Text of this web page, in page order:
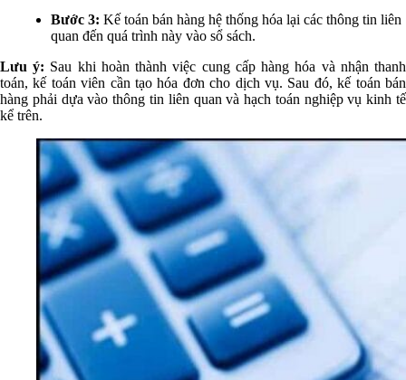
Bước 3: Kế toán bán hàng hệ thống hóa lại các thông tin liên
quan đến quá trình này vào sổ sách.
Lưu ý: Sau khi hoàn thành việc cung cấp hàng hóa và nhận thanh
toán, kế toán viên cần tạo hóa đơn cho dịch vụ. Sau đó, kế toán bán
hàng phải dựa vào thông tin liên quan và hạch toán nghiệp vụ kinh tế
kể trên.